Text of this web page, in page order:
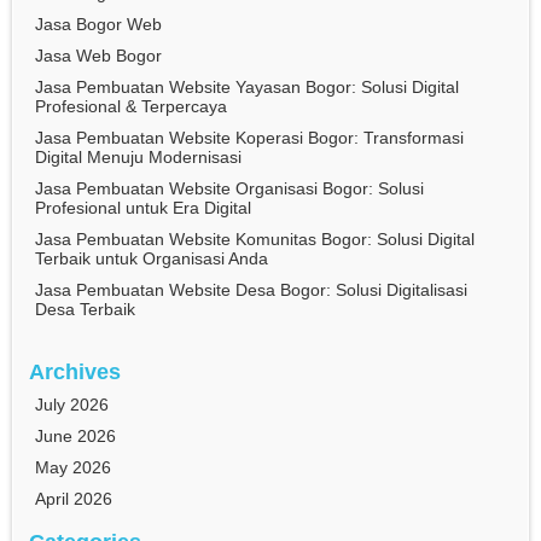
Jasa Bogor Web
Jasa Web Bogor
Jasa Pembuatan Website Yayasan Bogor: Solusi Digital
Profesional & Terpercaya
Jasa Pembuatan Website Koperasi Bogor: Transformasi
Digital Menuju Modernisasi
Jasa Pembuatan Website Organisasi Bogor: Solusi
Profesional untuk Era Digital
Jasa Pembuatan Website Komunitas Bogor: Solusi Digital
Terbaik untuk Organisasi Anda
Jasa Pembuatan Website Desa Bogor: Solusi Digitalisasi
Desa Terbaik
Archives
July 2026
June 2026
May 2026
April 2026